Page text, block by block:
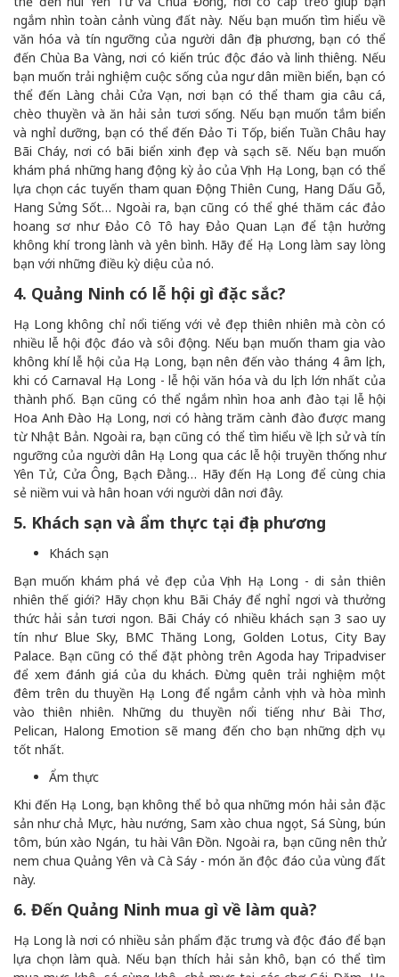
ngắm nhìn toàn cảnh vùng đất này. Nếu bạn muốn tìm hiểu về
văn hóa và tín ngưỡng của người dân địa phương, bạn có thể
đến Chùa Ba Vàng, nơi có kiến trúc độc đáo và linh thiêng. Nếu
bạn muốn trải nghiệm cuộc sống của ngư dân miền biển, bạn có
thể đến Làng chải Cửa Vạn, nơi bạn có thể tham gia câu cá,
chèo thuyền và ăn hải sản tươi sống. Nếu bạn muốn tắm biển
và nghỉ dưỡng, bạn có thể đến Đảo Ti Tốp, biển Tuần Châu hay
Bãi Cháy, nơi có bãi biển xinh đẹp và sạch sẽ. Nếu bạn muốn
khám phá những hang động kỳ ảo của Vịnh Hạ Long, bạn có thể
lựa chọn các tuyến tham quan Động Thiên Cung, Hang Dấu Gỗ,
Hang Sửng Sốt… Ngoài ra, bạn cũng có thể ghé thăm các đảo
hoang sơ như Đảo Cô Tô hay Đảo Quan Lạn để tận hưởng
không khí trong lành và yên bình. Hãy để Hạ Long làm say lòng
bạn với những điều kỳ diệu của nó.
4. Quảng Ninh có lễ hội gì đặc sắc?
Hạ Long không chỉ nổi tiếng với vẻ đẹp thiên nhiên mà còn có
nhiều lễ hội độc đáo và sôi động. Nếu bạn muốn tham gia vào
không khí lễ hội của Hạ Long, bạn nên đến vào tháng 4 âm lịch,
khi có Carnaval Hạ Long - lễ hội văn hóa và du lịch lớn nhất của
thành phố. Bạn cũng có thể ngắm nhìn hoa anh đào tại lễ hội
Hoa Anh Đào Hạ Long, nơi có hàng trăm cành đào được mang
từ Nhật Bản. Ngoài ra, bạn cũng có thể tìm hiểu về lịch sử và tín
ngưỡng của người dân Hạ Long qua các lễ hội truyền thống như
Yên Tử, Cửa Ông, Bạch Đằng… Hãy đến Hạ Long để cùng chia
sẻ niềm vui và hân hoan với người dân nơi đây.
5. Khách sạn và ẩm thực tại địa phương
Khách sạn
Bạn muốn khám phá vẻ đẹp của Vịnh Hạ Long - di sản thiên
nhiên thế giới? Hãy chọn khu Bãi Cháy để nghỉ ngơi và thưởng
thức hải sản tươi ngon. Bãi Cháy có nhiều khách sạn 3 sao uy
tín như Blue Sky, BMC Thăng Long, Golden Lotus, City Bay
Palace. Bạn cũng có thể đặt phòng trên Agoda hay Tripadviser
để xem đánh giá của du khách. Đừng quên trải nghiệm một
đêm trên du thuyền Hạ Long để ngắm cảnh vịnh và hòa mình
vào thiên nhiên. Những du thuyền nổi tiếng như Bài Thơ,
Pelican, Halong Emotion sẽ mang đến cho bạn những dịch vụ
tốt nhất.
Ẩm thực
Khi đến Hạ Long, bạn không thể bỏ qua những món hải sản đặc
sản như chả Mực, hàu nướng, Sam xào chua ngọt, Sá Sùng, bún
tôm, bún xào Ngán, tu hài Vân Đồn. Ngoài ra, bạn cũng nên thử
nem chua Quảng Yên và Cà Sáy - món ăn độc đáo của vùng đất
này.
6. Đến Quảng Ninh mua gì về làm quà?
Hạ Long là nơi có nhiều sản phẩm đặc trưng và độc đáo để bạn
lựa chọn làm quà. Nếu bạn thích hải sản khô, bạn có thể tìm